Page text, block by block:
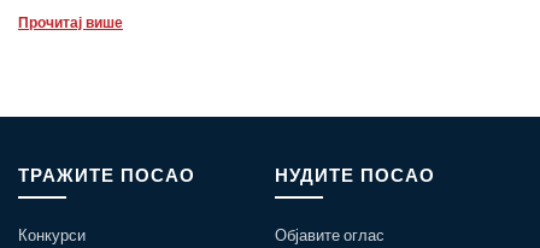
Прочитај више
ТРАЖИТЕ ПОСАО
Конкурси
НУДИТЕ ПОСАО
Објавите оглас